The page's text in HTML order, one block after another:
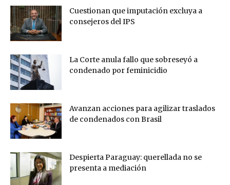
Cuestionan que imputación excluya a
consejeros del IPS
La Corte anula fallo que sobreseyó a
condenado por feminicidio
Avanzan acciones para agilizar traslados
de condenados con Brasil
Despierta Paraguay: querellada no se
presenta a mediación